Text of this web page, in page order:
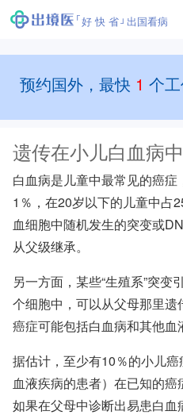
好 快 省 出国看病
预约国外，最快 1 个
遗传在小儿白血病
白血病是儿童中最常见的癌
1％，在20岁以下的儿童中占
血细胞中随机发生的突变或
从父级继承。
另一方面，某些“生殖系”突
个细胞中，可以从父母那里
癌症可能包括白血病和其他血
据估计，至少有10％的小儿
血液疾病的患者）在已知的癌
如果在父母中诊断出易患白